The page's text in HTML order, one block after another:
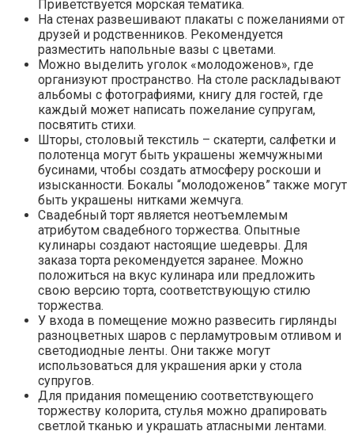
Приветствуется морская тематика.
На стенах развешивают плакаты с пожеланиями от
друзей и родственников. Рекомендуется
разместить напольные вазы с цветами.
Можно выделить уголок «молодоженов», где
организуют пространство. На столе раскладывают
альбомы с фотографиями, книгу для гостей, где
каждый может написать пожелание супругам,
посвятить стихи.
Шторы, столовый текстиль – скатерти, салфетки и
полотенца могут быть украшены жемчужными
бусинами, чтобы создать атмосферу роскоши и
изысканности. Бокалы “молодоженов” также могут
быть украшены нитками жемчуга.
Свадебный торт является неотъемлемым
атрибутом свадебного торжества. Опытные
кулинары создают настоящие шедевры. Для
заказа торта рекомендуется заранее. Можно
положиться на вкус кулинара или предложить
свою версию торта, соответствующую стилю
торжества.
У входа в помещение можно развесить гирлянды
разноцветных шаров с перламутровым отливом и
светодиодные ленты. Они также могут
использоваться для украшения арки у стола
супругов.
Для придания помещению соответствующего
торжеству колорита, стулья можно драпировать
светлой тканью и украшать атласными лентами.